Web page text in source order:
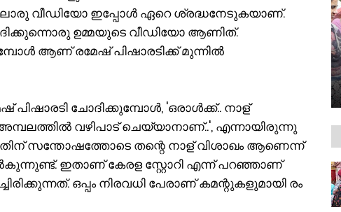
വീഡിയോ ഇപ്പോൾ ഏറെ ശ്രദ്ധനേടുകയാണ്.
ഉമ്മയുടെ വീഡിയോ ആണിത്.
ആണ് രമേഷ് പിഷാരടിക്ക് മുന്നിൽ
പിഷാരടി ചോദിക്കുമ്പോൾ, 'ഒരാൾക്ക്.. നാള്
വഴിപാട് ചെയ്യാനാണ്..', എന്നായിരുന്നു
സന്തോഷത്തോടെ തന്റെ നാള് വിശാഖം ആണെന്ന്
ഇതാണ് കേരള സ്റ്റോറി എന്ന് പറഞ്ഞാണ്
ഒപ്പം നിരവധി പേരാണ് കമന്റുകളുമായി രം​